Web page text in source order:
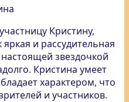
Кристину,
и рассудительная
звездочкой
Кристина умеет
характером, что
и участников.